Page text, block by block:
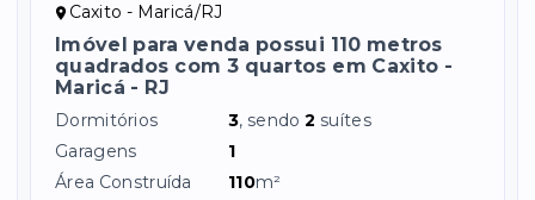
Caxito - Maricá/RJ
Imóvel para venda possui 110 metros
quadrados com 3 quartos em Caxito -
Maricá - RJ
Dormitórios 3, sendo2 suítes
Garagens
1
Área Construída
110m²